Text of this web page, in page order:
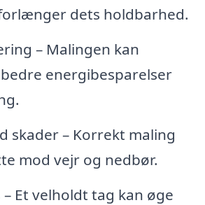
dets holdbarhed.
– Malingen kan
energibesparelser
skader – Korrekt maling
mod vejr og nedbør.
Et velholdt tag kan øge